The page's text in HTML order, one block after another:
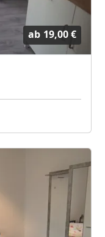
ab 19,00 €